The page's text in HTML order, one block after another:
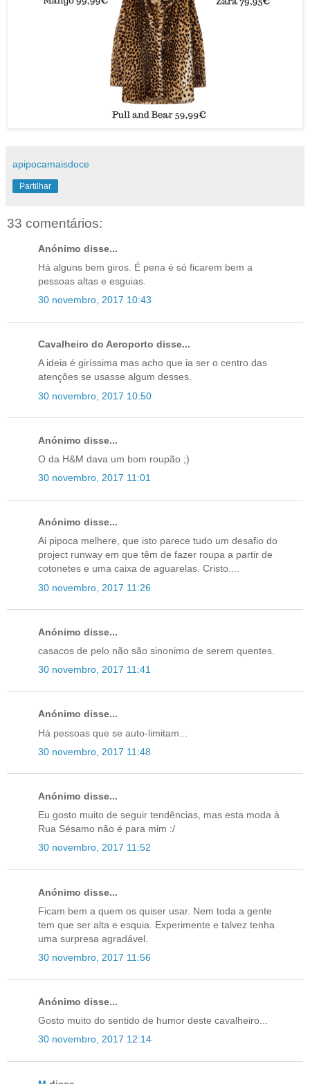
apipocamaisdoce
Partilhar
33 comentários:
Anónimo disse...
Há alguns bem giros. É pena é só ficarem bem a
pessoas altas e esguias.
30 novembro, 2017 10:43
Cavalheiro do Aeroporto disse...
A ideia é giríssima mas acho que ia ser o centro das
atenções se usasse algum desses.
30 novembro, 2017 10:50
Anónimo disse...
O da H&M dava um bom roupão ;)
30 novembro, 2017 11:01
Anónimo disse...
Ai pipoca melhere, que isto parece tudo um desafio do
project runway em que têm de fazer roupa a partir de
cotonetes e uma caixa de aguarelas. Cristo....
30 novembro, 2017 11:26
Anónimo disse...
casacos de pelo não são sinonimo de serem quentes.
30 novembro, 2017 11:41
Anónimo disse...
Há pessoas que se auto-limitam...
30 novembro, 2017 11:48
Anónimo disse...
Eu gosto muito de seguir tendências, mas esta moda à
Rua Sésamo não é para mim :/
30 novembro, 2017 11:52
Anónimo disse...
Ficam bem a quem os quiser usar. Nem toda a gente
tem que ser alta e esquia. Experimente e talvez tenha
uma surpresa agradável.
30 novembro, 2017 11:56
Anónimo disse...
Gosto muito do sentido de humor deste cavalheiro...
30 novembro, 2017 12:14